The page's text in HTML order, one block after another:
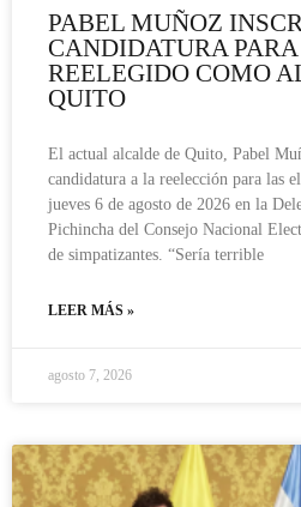
PABEL MUÑOZ
CANDIDATURA PARA
REELEGIDO COMO
QUITO
El actual alcalde de Quito, Pabel
candidatura a la reelección para las
jueves 6 de agosto de 2026 en la
Pichincha del Consejo Nacional
de simpatizantes. “Sería terrible
LEER MÁS »
agosto 7, 2026